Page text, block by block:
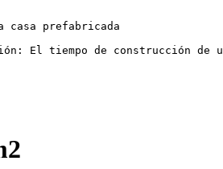
casa prefabricada
El tiempo de construcción